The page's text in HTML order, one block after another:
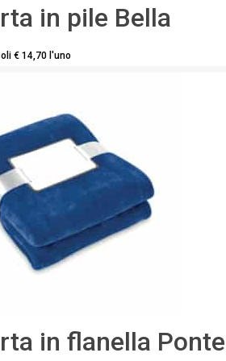
in pile Bella
€ 14,70 l'uno
in flanella